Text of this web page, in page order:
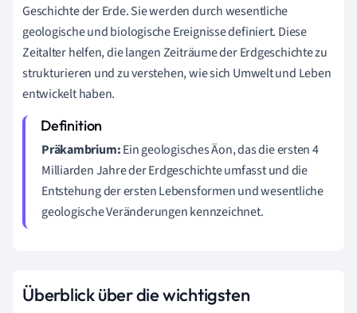
Geschichte der Erde. Sie werden durch wesentliche
geologische und biologische Ereignisse definiert. Diese
Zeitalter helfen, die langen Zeiträume der Erdgeschichte zu
strukturieren und zu verstehen, wie sich Umwelt und Leben
entwickelt haben.
Präkambrium:Ein geologisches Äon, das die ersten 4
Milliarden Jahre der Erdgeschichte umfasst und die
Entstehung der ersten Lebensformen und wesentliche
geologische Veränderungen kennzeichnet.
Überblick über die wichtigsten